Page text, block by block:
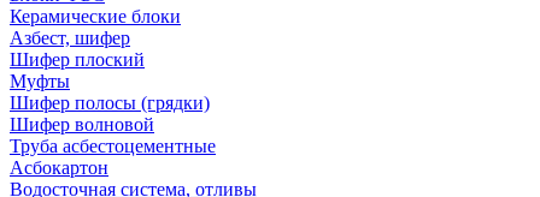
Керамические блоки
Азбест, шифер
Шифер плоский
Муфты
Шифер полосы (грядки)
Шифер волновой
Труба асбестоцементные
Асбокартон
Водосточная система, отливы